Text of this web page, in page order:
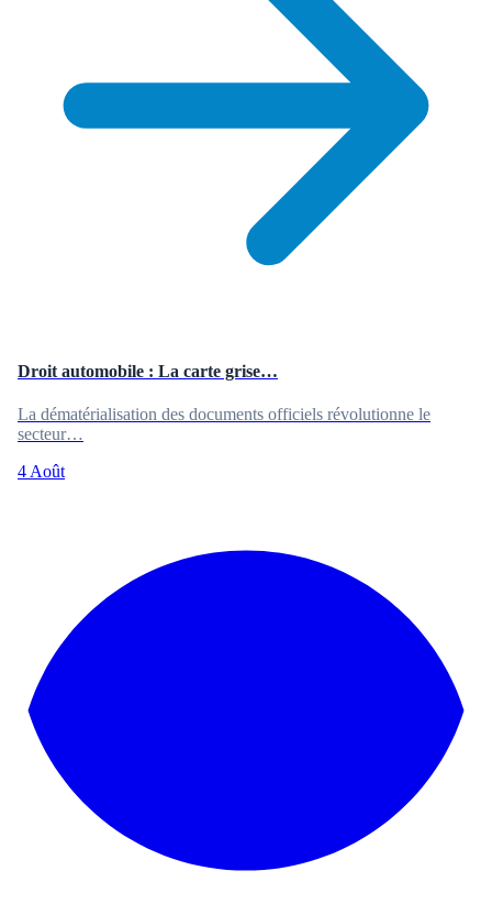
Droit automobile : La carte grise…
La dématérialisation des documents officiels révolutionne le
secteur…
4 Août